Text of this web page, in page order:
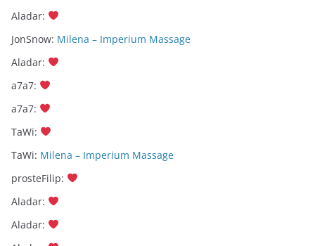
Aladar:
JonSnow: Milena – Imperium Massage
Aladar:
a7a7:
a7a7:
TaWi:
TaWi: Milena – Imperium Massage
prosteFilip:
Aladar:
Aladar: